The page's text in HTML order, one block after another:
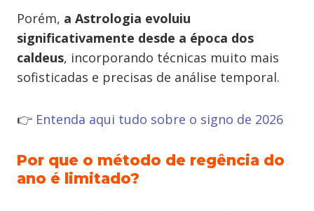
Porém, a Astrologia evoluiu
significativamente desde a época dos
caldeus, incorporando técnicas muito mais
sofisticadas e precisas de análise temporal.
👉 Entenda aqui tudo sobre o signo de 2026
Por que o método de regência do
ano é limitado?